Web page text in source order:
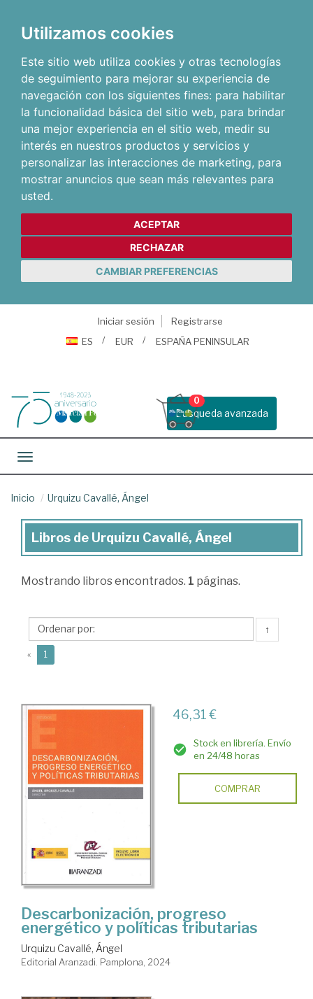
Utilizamos cookies
Este sitio web utiliza cookies y otras tecnologías
de seguimiento para mejorar su experiencia de
navegación con los siguientes fines: para habilitar
la funcionalidad básica del sitio web, para brindar
una mejor experiencia en el sitio web, medir su
interés en nuestros productos y servicios y
personalizar las interacciones de marketing, para
mostrar anuncios que sean más relevantes para
usted.
ACEPTAR
RECHAZAR
CAMBIAR PREFERENCIAS
Iniciar sesión
Registrarse
ES
EUR ESPAÑA PENINSULAR
Busqueda avanzada
0
Toggle navigation
Inicio Urquizu Cavallé, Ángel
Libros
Urquizu
Ángel
Libros de Urquizu Cavallé, Ángel
Mostrando libros encontrados. 1 páginas.
↑
« 1
46,31 €
Stock en librería. Envío
en 24/48 horas
COMPRAR
Descarbonización, progreso
energético y políticas tributarias
Urquizu Cavallé, Ángel
Editorial Aranzadi. Pamplona, 2024